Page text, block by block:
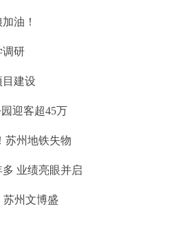
油！
调研
建设
迎客超45万
苏州地铁失物
业绩亮眼并启
苏州文博盛